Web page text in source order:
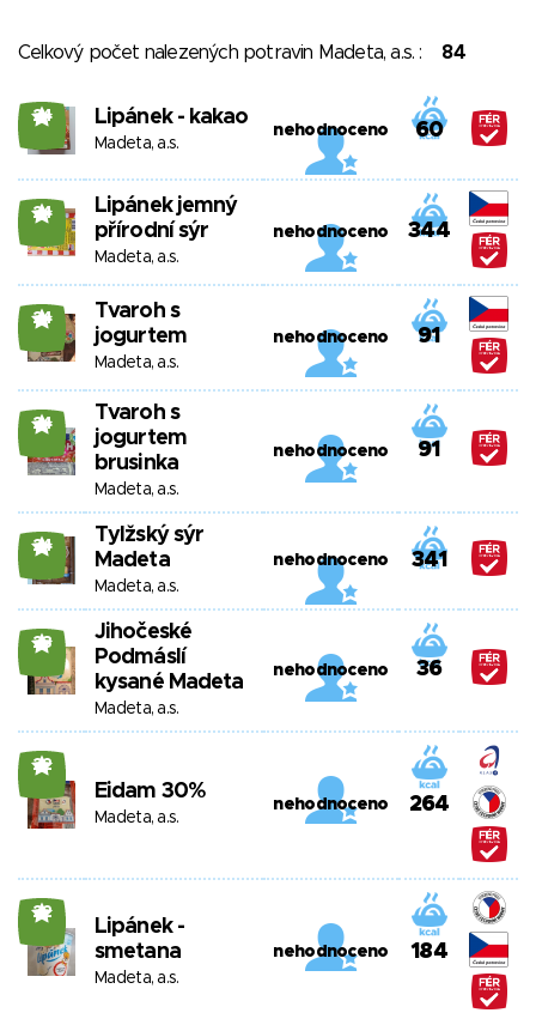
Celkový počet nalezených potravin Madeta, a.s. : 84
24 Lipánek - kakao
Madeta, a.s.
nehodnoceno 60
24
Lipánek jemný
přírodní sýr
Madeta, a.s.
nehodnoceno 344
24
Tvaroh s
jogurtem
Madeta, a.s.
nehodnoceno 91
24
Tvaroh s
jogurtem
brusinka
Madeta, a.s.
nehodnoceno 91
24
Tylžský sýr
Madeta
Madeta, a.s.
nehodnoceno 341
23
Jihočeské
Podmáslí
kysané Madeta
Madeta, a.s.
nehodnoceno 36
22
Eidam 30%
Madeta, a.s.
nehodnoceno 264
22
Lipánek -
smetana
Madeta, a.s.
nehodnoceno 184